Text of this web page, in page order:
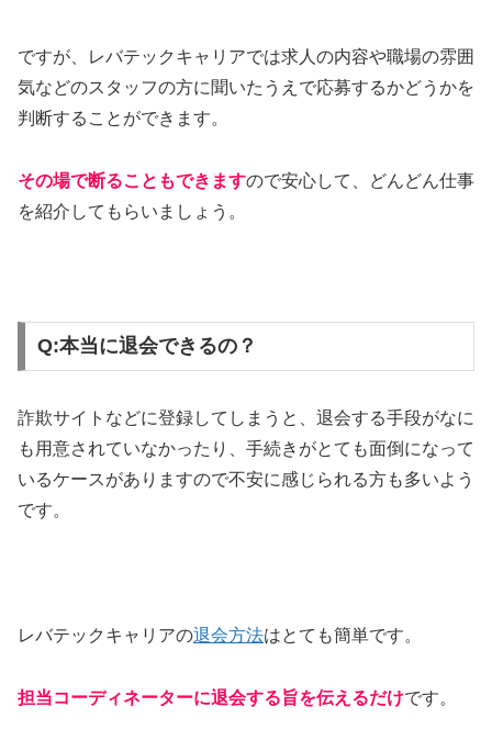
ですが、レバテックキャリアでは求人の内容や職場の雰囲
気などのスタッフの方に聞いたうえで応募するかどうかを
判断することができます。
その場で断ることもできますので安心して、どんどん仕事
を紹介してもらいましょう。
Q:本当に退会できるの？
詐欺サイトなどに登録してしまうと、退会する手段がなに
も用意されていなかったり、手続きがとても面倒になって
いるケースがありますので不安に感じられる方も多いよう
です。
レバテックキャリアの退会方法はとても簡単です。
担当コーディネーターに退会する旨を伝えるだけです。